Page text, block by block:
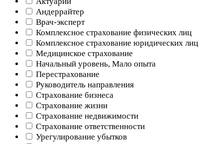
Андеррайтер
Врач-эксперт
Комплексное страхование физических лиц
Комплексное страхование юридических лиц
Медицинское страхование
Начальный уровень, Мало опыта
Перестрахование
Руководитель направления
Страхование бизнеса
Страхование жизни
Страхование недвижимости
Страхование ответственности
Урегулирование убытков